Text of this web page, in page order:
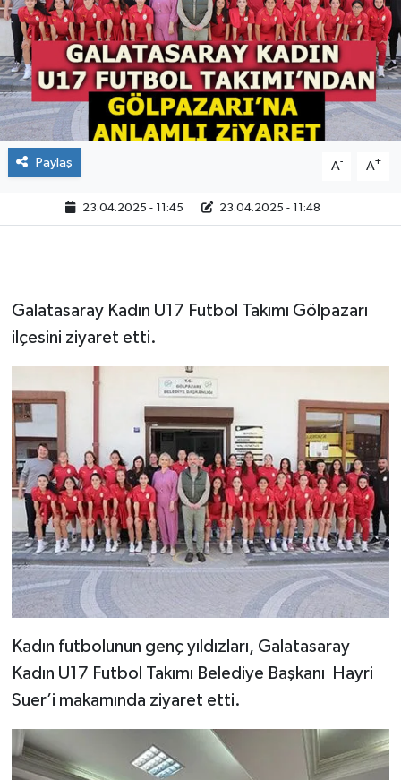
Paylaş A- A+
23.04.2025 - 11:45 23.04.2025 - 11:48
Galatasaray Kadın U17 Futbol Takımı Gölpazarı
ilçesini ziyaret etti.
Kadın futbolunun genç yıldızları, Galatasaray
Kadın U17 Futbol Takımı Belediye Başkanı Hayri
Suer’i makamında ziyaret etti.